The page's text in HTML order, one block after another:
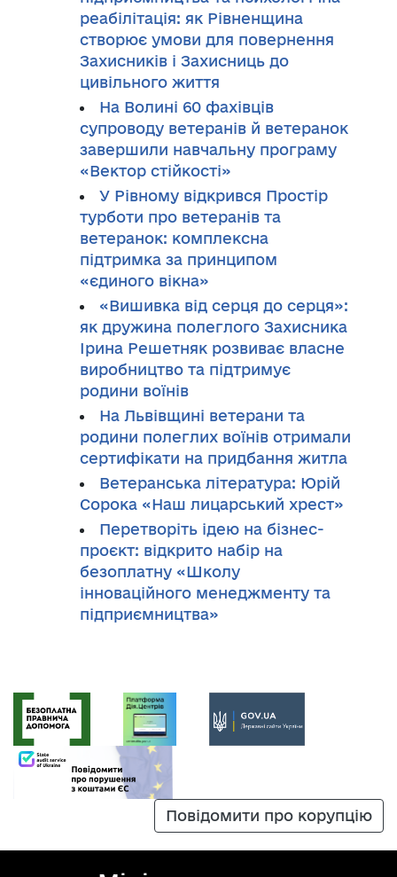
реабілітація: як Рівненщина
створює умови для повернення
Захисників і Захисниць до
цивільного життя
На Волині 60 фахівців
супроводу ветеранів й ветеранок
завершили навчальну програму
«Вектор стійкості»
У Рівному відкрився Простір
турботи про ветеранів та
ветеранок: комплексна
підтримка за принципом
«єдиного вікна»
«Вишивка від серця до серця»:
як дружина полеглого Захисника
Ірина Решетняк розвиває власне
виробництво та підтримує
родини воїнів
На Львівщині ветерани та
родини полеглих воїнів отримали
сертифікати на придбання житла
Ветеранська література: Юрій
Сорока «Наш лицарський хрест»
Перетворіть ідею на бізнес-
проєкт: відкрито набір на
безоплатну «Школу
інноваційного менеджменту та
підприємництва»
Повідомити про корупцію